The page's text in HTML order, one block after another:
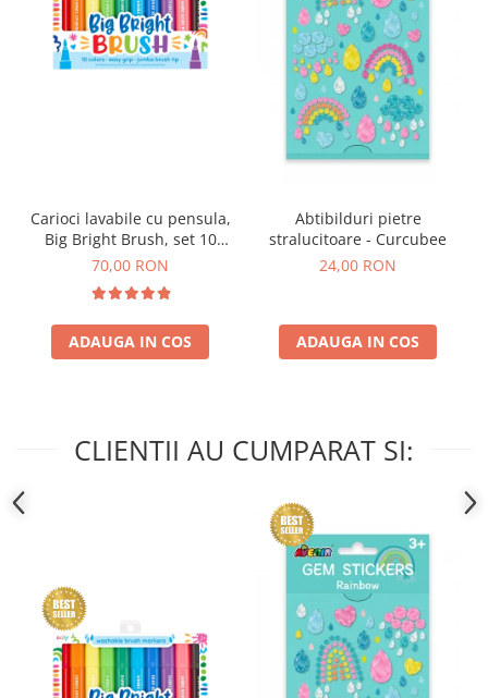
Carioci lavabile cu pensula,
Big Bright Brush, set 10
culori
70,00 RON
ADAUGA IN COS
Abtibilduri pietre
stralucitoare - Curcubee
24,00 RON
ADAUGA IN COS
CLIENTII AU CUMPARAT SI: